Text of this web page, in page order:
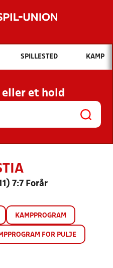
Hvad vil du søge efter?
OG NYHEDER
KLUBBER OG
SPILLESTED KAMP
eller et hold
7:7 Forår
KAMPPROGRAM
FOR PULJE